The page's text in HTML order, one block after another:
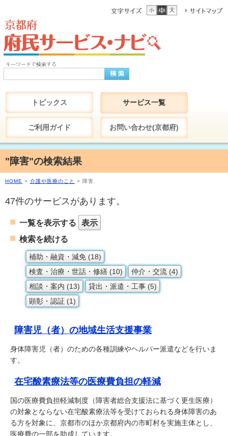
トピックス サービス一覧
ご利用ガイド お問い合わせ(京都府)
"障害"の検索結果
HOME > 介護や医療のこと > 障害
47件のサービスがあります。
一覧を表示する
表示
検索を続ける
補助・融資・減免 (18)
検査・治療・世話・修繕 (10)
仲介・交流 (4)
相談・案内 (13)
貸出・派遣・工事 (5)
顕彰・認証 (1)
障害児（者）の地域生活支援事業
身体障害児（者）のための各種訓練やヘルパー派遣などを行いま
す。
在宅酸素療法等の医療費負担の軽減
国の医療費負担軽減制度（障害者総合支援法に基づく更生医療）
の対象とならない在宅酸素療法等を受けておられる身体障害のあ
る方を対象に、京都市のほか京都府内の市町村を実施主体とし、
医療費の一部を助成しています。